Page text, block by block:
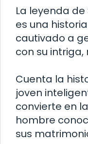
La leyenda
es una
cautivado a
con su
Cuenta la
joven
convierte en
hombre
sus